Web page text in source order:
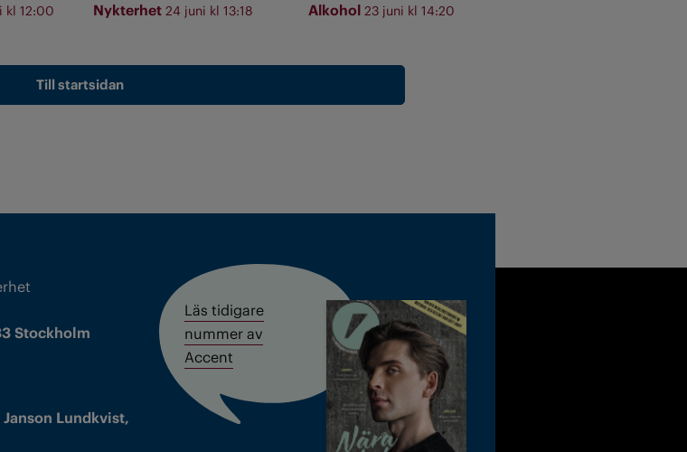
kl 12:00 Nykterhet 24 juni kl 13:18 Alkohol 23 juni kl 14:20
Till startsidan
Stockholm
Lundkvist,
Läs tidigare
nummer av
Accent